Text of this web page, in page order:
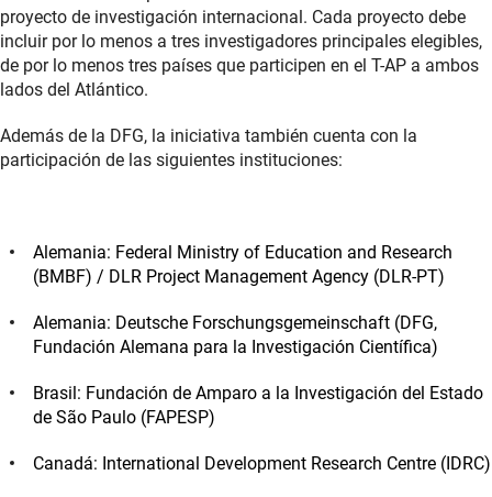
proyecto de investigación internacional. Cada proyecto debe
incluir por lo menos a tres investigadores principales elegibles,
de por lo menos tres países que participen en el T-AP a ambos
lados del Atlántico.
Además de la DFG, la iniciativa también cuenta con la
participación de las siguientes instituciones:
Alemania: Federal Ministry of Education and Research
(BMBF) / DLR Project Management Agency (DLR-PT)
Alemania: Deutsche Forschungsgemeinschaft (DFG,
Fundación Alemana para la Investigación Científica)
Brasil: Fundación de Amparo a la Investigación del Estado
de São Paulo (FAPESP)
Canadá: International Development Research Centre (IDRC)